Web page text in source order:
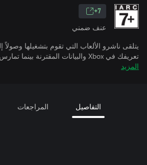
7+
عنف ضمني
يتلقى ناشرو الألعاب التي تقوم بتشغيلها
تعريفك في Xbox والبيانات المقترنة بينما تمارس الألعاب.
المزيد
التفاصيل المراجعات